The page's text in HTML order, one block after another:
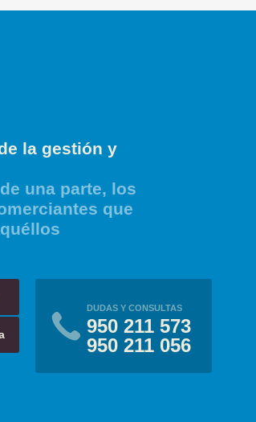
la gestión y
una parte, los
que
DUDAS Y CONSULTAS
950 211 573
950 211 056